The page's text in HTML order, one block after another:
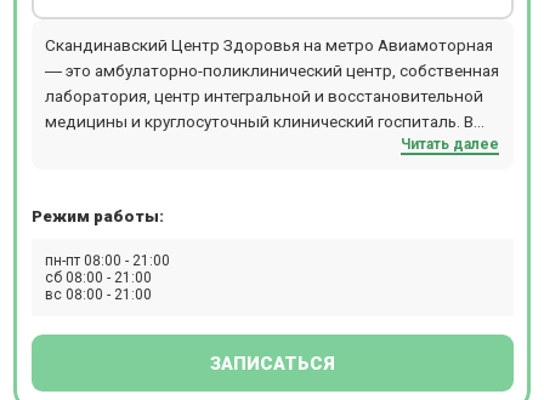
Скандинавский Центр Здоровья на метро Авиамоторная
― это амбулаторно-поликлинический центр, собственная
лаборатория, центр интегральной и восстановительной
медицины и круглосуточный клинический госпиталь. В
центре осуществляется полный комплекс услуг по
47 медицинским направлениям. Приём осуществляется
бесплатная парковка для пациентов.
Читать далее
Режим работы:
пн-пт 08:00 - 21:00
сб 08:00 - 21:00
вс 08:00 - 21:00
ЗАПИСАТЬСЯ